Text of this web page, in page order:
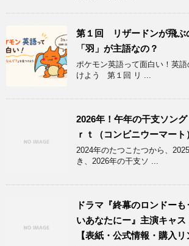
第１回 リザードンが飛ぶ
「羽」が主語なの？
ポケモン英語って面白い！英
けよう 第１回 リ ...
2026年！午年の干支ソン
ｒｔ（コンビニウーマート
2024年のたつこたつから、
き、2026年の干支ソ ...
ドラマ『終幕のロンドー
いあなたにー』主演キャ
【表紙・公式情報・購入リ